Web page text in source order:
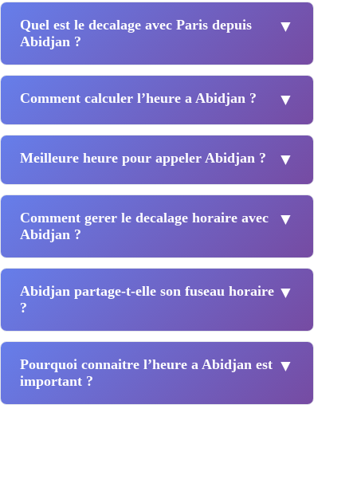
Quel est le decalage avec Paris depuis
Abidjan ?
▼
Comment calculer l’heure a Abidjan ? ▼
Meilleure heure pour appeler Abidjan ? ▼
Comment gerer le decalage horaire avec
Abidjan ?
▼
Abidjan partage-t-elle son fuseau horaire
?
▼
Pourquoi connaitre l’heure a Abidjan est
important ?
▼